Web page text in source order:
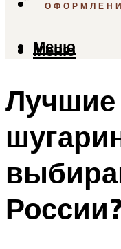
Меню
Меню